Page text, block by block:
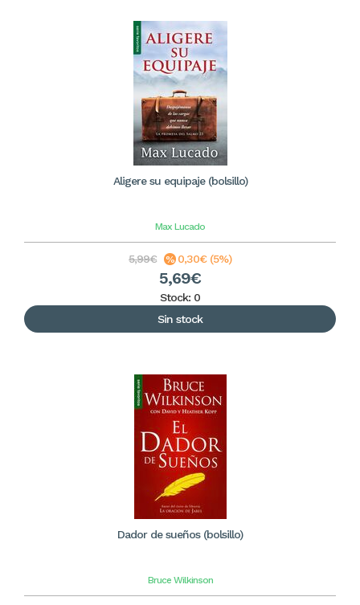
Aligere su equipaje (bolsillo)
Max Lucado
5,99€ 0,30€ (5%)
5,69€
Stock: 0
Sin stock
Dador de sueños (bolsillo)
Bruce Wilkinson